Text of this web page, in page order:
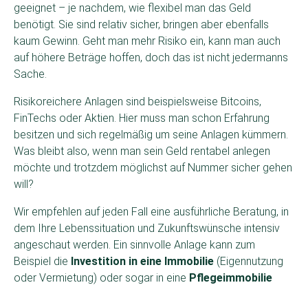
geeignet – je nachdem, wie flexibel man das Geld
benötigt. Sie sind relativ sicher, bringen aber ebenfalls
kaum Gewinn. Geht man mehr Risiko ein, kann man auch
auf höhere Beträge hoffen, doch das ist nicht jedermanns
Sache.
Risikoreichere Anlagen sind beispielsweise Bitcoins,
FinTechs oder Aktien. Hier muss man schon Erfahrung
besitzen und sich regelmäßig um seine Anlagen kümmern.
Was bleibt also, wenn man sein Geld rentabel anlegen
möchte und trotzdem möglichst auf Nummer sicher gehen
will?
Wir empfehlen auf jeden Fall eine ausführliche Beratung, in
dem Ihre Lebenssituation und Zukunftswünsche intensiv
angeschaut werden. Ein sinnvolle Anlage kann zum
Beispiel die Investition in eine Immobilie (Eigennutzung
oder Vermietung) oder sogar in eine Pflegeimmobilie